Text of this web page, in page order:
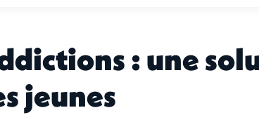
: une
jeunes